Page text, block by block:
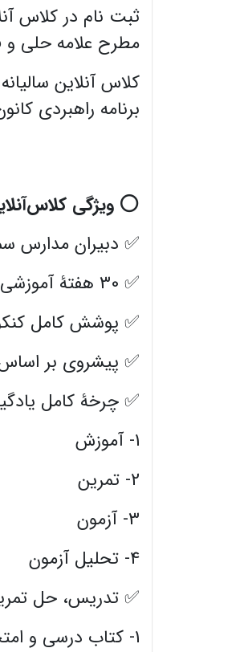
ثبت نام در کلاس
مطرح علامه حلی و
کلاس آنلاین
برنامه راهبردی
⭕️ ویژگی
✅ دبیران مدارس
✅ 30 هفتۀ آموزشی 3 ساعته
✅ پوشش کامل
✅ پیشروی بر
✅ چرخۀ کامل
1- آموزش
2- تمرین
3- آزمون
4- تحلیل آزمون
✅ تدریس، حل تمرین
1- کتاب درسی و امتحانات نهایی